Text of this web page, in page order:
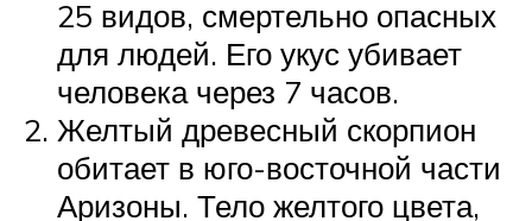
25 видов, смертельно опасных
для людей. Его укус убивает
человека через 7 часов.
Желтый древесный скорпион
обитает в юго-восточной части
Аризоны. Тело желтого цвета,